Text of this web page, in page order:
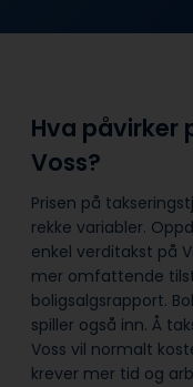
Hva påvirker
Voss?
Prisen på
rekke variabler.
enkel verditakst på
mer omfattende
boligsalgsrapport.
spiller også inn. Å
Voss vil normalt
krever mer tid og